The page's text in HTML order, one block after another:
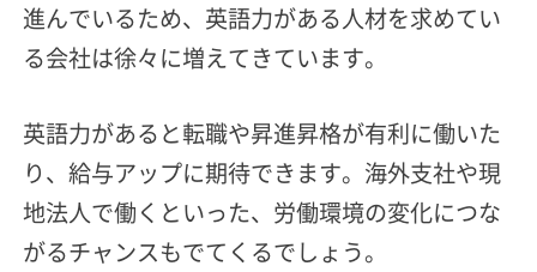
進んでいるため、英語力がある人材を求めてい
る会社は徐々に増えてきています。
英語力があると転職や昇進昇格が有利に働いた
り、給与アップに期待できます。海外支社や現
地法人で働くといった、労働環境の変化につな
がるチャンスもでてくるでしょう。